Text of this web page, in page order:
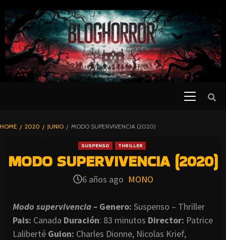
TO
CONTENT
BLOGHORROR
HOME 2020 JUNIO MODO SUPERVIVENCIA (2020)
SUSPENSO THRILLER
MODO SUPERVIVENCIA (2020)
6 años ago MONO
Modo supervivencia – Genero: Suspenso – Thriller
Pais: Canada Duración: 83 minutos Director: Patrice
Laliberté Guion: Charles Dionne, Nicolas Krief,